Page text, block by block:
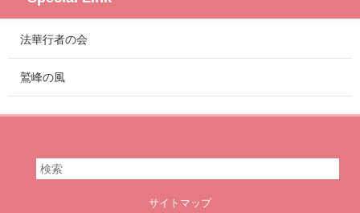
法華行者の会
鷲峰の風
サイトマップ